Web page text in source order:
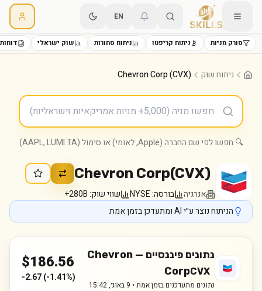
EN
סורק מניות ניתוח קריפטו ניתוח סחורות שוק ישראלי
ניתוח שוק Chevron Corp (CVX)
🔍 חפשו לפי שם החברה (Apple, לאומי) או סימול (AAPL, LUMI.TA)
Chevron Corp(CVX)
אנרגיה בורסה:NYSE שווי שוק:280B+
הניתוח נוצר ע״י AI ומתעדכן בזמן אמת
נתונים פיננסיים — Chevron
CorpCVX
נתונים מתעדכנים בזמן אמת • 9 באוג׳, 15:42
$186.56
-2.67(-1.41%)